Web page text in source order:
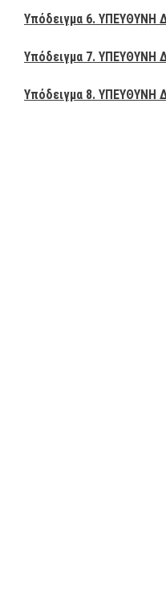
Υπόδειγμα 6.
Υπόδειγμα 7.
Υπόδειγμα 8. ΥΠΕΥΘΥΝΗ